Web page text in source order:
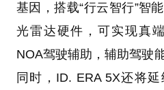
基因，搭载“行云智行”智
光雷达硬件，可实现真
NOA驾驶辅助，辅助驾驶
同时，ID. ERA 5X还将